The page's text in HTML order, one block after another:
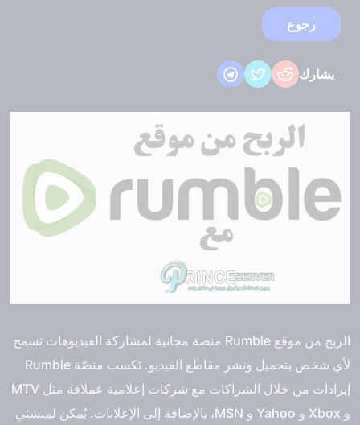
رجوع
يشارك
الربح من موقع Rumble منصة مجانية لمشاركة الفيديوهات تسمح
لأي شخص بتحميل ونشر مقاطع الفيديو. تَكسب منصّة Rumble
إيرادات من خلال الشراكات مع شركات إعلامية عملاقة مثل MTV
و Xbox و Yahoo و MSN، بالإضافة إلى الإعلانات. يُمكن لمنشئي